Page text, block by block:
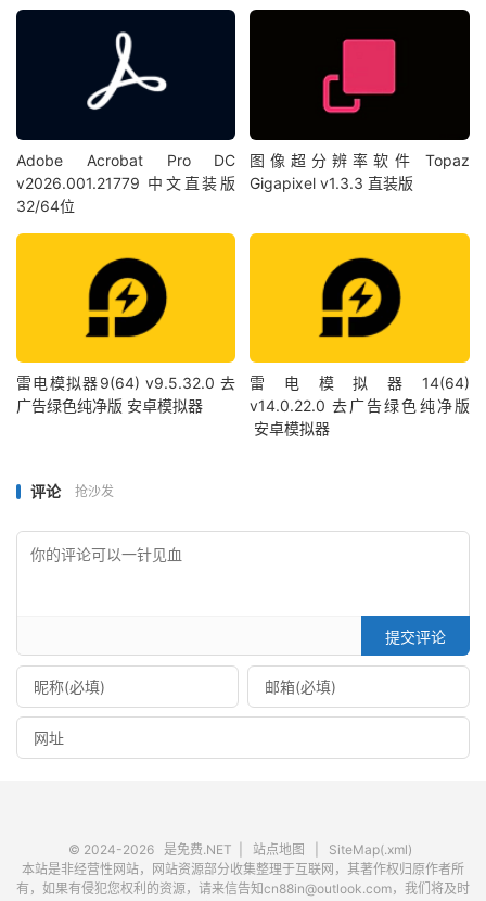
Adobe Acrobat Pro DC
v2026.001.21779 中文直装版
32/64位
图像超分辨率软件 Topaz
Gigapixel v1.3.3 直装版
雷电模拟器9(64) v9.5.32.0 去
广告绿色纯净版 安卓模拟器
雷电模拟器14(64)
v14.0.22.0 去广告绿色纯净版
安卓模拟器
评论 抢沙发
提交评论
© 2024-2026 是免费.NET 站点地图
SiteMap(.xml)
本站是非经营性网站，网站资源部分收集整理于互联网，其著作权归原作者所
有，如果有侵犯您权利的资源，请来信告知cn88in@outlook.com，我们将及时